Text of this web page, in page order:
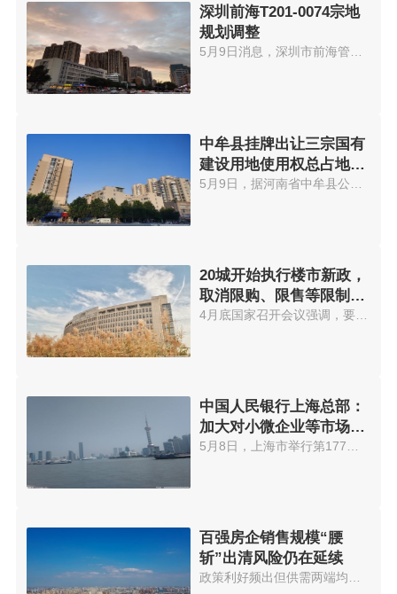
深圳前海T201-0074宗地
规划调整
5月9日消息，深圳市前海管理局于...
中牟县挂牌出让三宗国有
建设用地使用权总占地
37.96亩
20城开始执行楼市新政，
取消限购、限售等限制性
措施
4月底国家召开会议强调，要有效...
中国人民银行上海总部：
加大对小微企业等市场主
体的金融支持
百强房企销售规模“腰
斩”出清风险仍在延续